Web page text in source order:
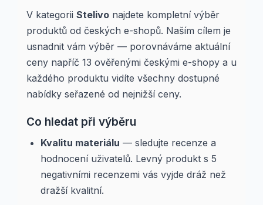
V kategorii Stelivo najdete kompletní výběr
produktů od českých e-shopů. Naším cílem je
usnadnit vám výběr — porovnáváme aktuální
ceny napříč 13 ověřenými českými e-shopy a u
každého produktu vidíte všechny dostupné
nabídky seřazené od nejnižší ceny.
Co hledat při výběru
Kvalitu materiálu — sledujte recenze a
hodnocení uživatelů. Levný produkt s 5
negativními recenzemi vás vyjde dráž než
dražší kvalitní.